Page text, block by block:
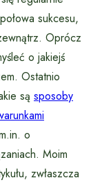
sukcesu,
Oprócz
o jakiejś
Ostatnio
są sposoby
o
Moim
zwłaszcza